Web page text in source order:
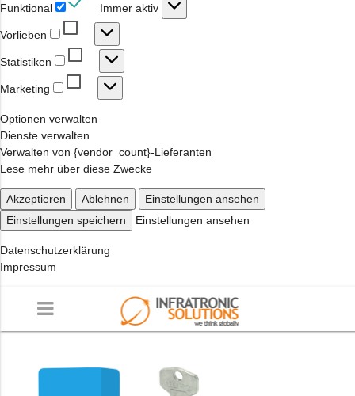
Funktional
Immer aktiv
Vorlieben
Vorlieben
Statistiken
Statistiken
Marketing
Marketing
Optionen verwalten
Dienste verwalten
Verwalten von {vendor_count}-Lieferanten
Lese mehr über diese Zwecke
Akzeptieren Ablehnen
Einstellungen ansehen
Einstellungen speichern
Einstellungen ansehen
Datenschutzerklärung
Impressum